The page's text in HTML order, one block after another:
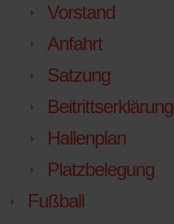
Vorstand
Anfahrt
Satzung
Beitrittserklärung
Hallenplan
Platzbelegung
Fußball